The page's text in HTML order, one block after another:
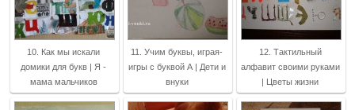
10. Как мы искали
домики для букв | Я -
мама мальчиков
11. Учим буквы, играя-
игры с буквой А | Дети и
внуки
12. Тактильный
алфавит своими руками
| Цветы жизни